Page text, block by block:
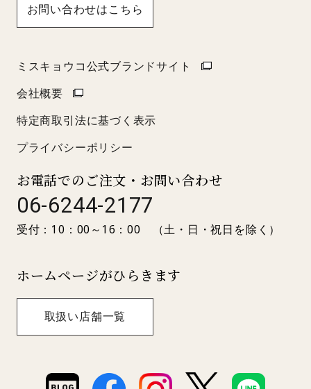
お問い合わせはこちら
ミスキョウコ公式ブランドサイト
会社概要
特定商取引法に基づく表示
プライバシーポリシー
お電話でのご注文・お問い合わせ
06-6244-2177
受付：10：00～16：00 （土・日・祝日を除く）
ホームページがひらきます
取扱い店舗一覧